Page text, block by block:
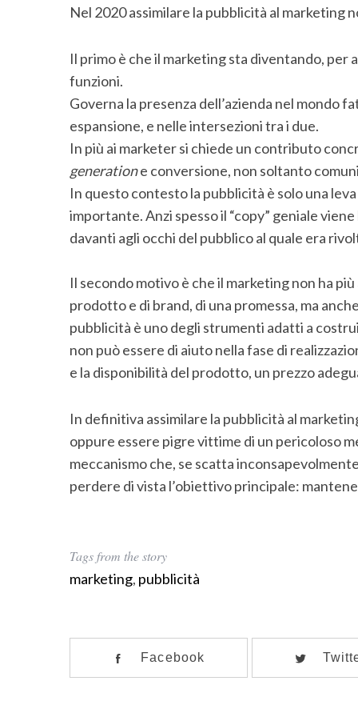
Nel 2020 assimilare la pubblicità al marketing
Il primo è che il marketing sta diventando,
funzioni.
Governa la presenza dell’azienda nel mondo
espansione, e nelle intersezioni tra i due.
In più ai marketer si chiede un contributo
generatione conversione, non soltanto
In questo contesto la pubblicità è solo una
importante. Anzi spesso il “copy” geniale
davanti agli occhi del pubblico al quale era
Il secondo motivo è che il marketing non ha
prodotto e di brand, di una promessa, ma
pubblicità è uno degli strumenti adatti a
non può essere di aiuto nella fase di
e la disponibilità del prodotto, un prezzo
In definitiva assimilare la pubblicità al
oppure essere pigre vittime di un pericoloso
meccanismo che, se scatta
perdere di vista l’obiettivo principale:
Tags from the story
marketing, pubblicità
Facebook